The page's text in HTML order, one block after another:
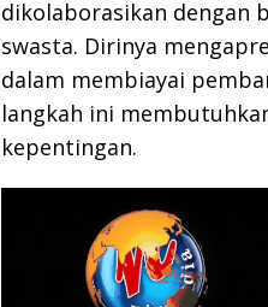
dikolaborasikan dengan
swasta. Dirinya
dalam membiayai
langkah ini
kepentingan.